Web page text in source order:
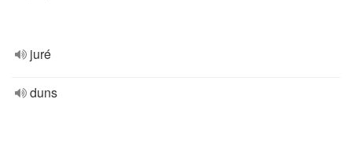
juré
duns